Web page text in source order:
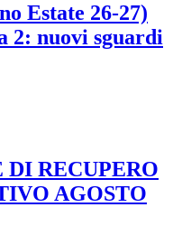
Estate 26-27)
2: nuovi sguardi
RECUPERO
AGOSTO